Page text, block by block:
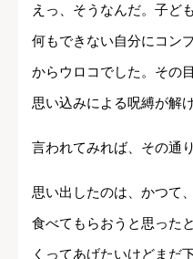
えっ、そうなんだ。子ど
何もできない自分にコン
からウロコでした。その
思い込みによる呪縛が解
言われてみれば、その通
思い出したのは、かつて
食べてもらおうと思った
くってあげたいけどまだ